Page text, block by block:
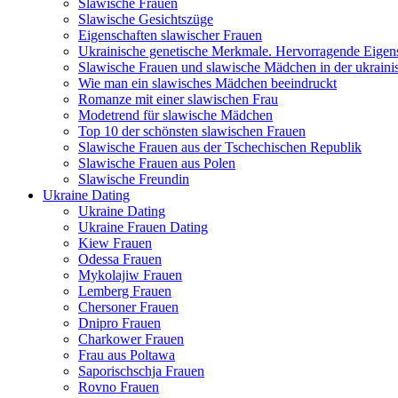
Slawische Frauen
Slawische Gesichtszüge
Eigenschaften slawischer Frauen
Ukrainische genetische Merkmale. Hervorragende
Slawische Frauen und slawische Mädchen in der
Wie man ein slawisches Mädchen beeindruckt
Romanze mit einer slawischen Frau
Modetrend für slawische Mädchen
Top 10 der schönsten slawischen Frauen
Slawische Frauen aus der Tschechischen Republik
Slawische Frauen aus Polen
Slawische Freundin
Ukraine Dating
Ukraine Dating
Ukraine Frauen Dating
Kiew Frauen
Odessa Frauen
Mykolajiw Frauen
Lemberg Frauen
Chersoner Frauen
Dnipro Frauen
Charkower Frauen
Frau aus Poltawa
Saporischschja Frauen
Rovno Frauen